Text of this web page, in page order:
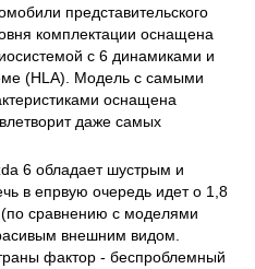
представительского
комплектации оснащена
с 6 динамиками и
(HLA). Модель с самыми
оснащена
даже самых
6 обладает шустрым и
в епрвую очередь идет о 1,8
сравнению с моделями
внешним видом.
фактор - беспроблемный